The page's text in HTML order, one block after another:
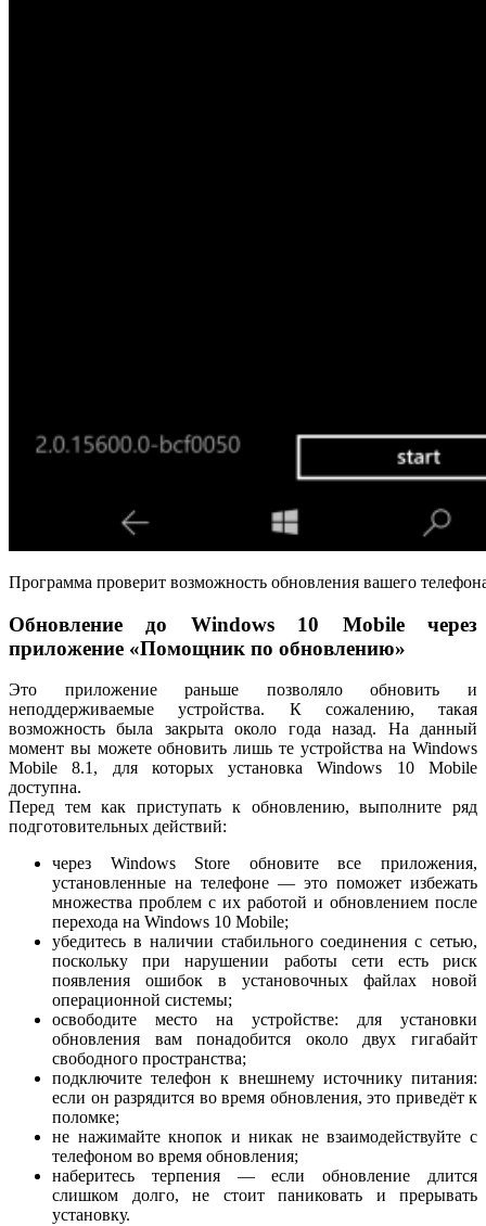
Программа проверит возможность обновления вашего
Обновление до Windows 10 Mobile через
приложение «Помощник по обновлению»
Это приложение раньше позволяло обновить и
неподдерживаемые устройства. К сожалению, такая
возможность была закрыта около года назад. На данный
момент вы можете обновить лишь те устройства на Windows
Mobile 8.1, для которых установка Windows 10 Mobile
доступна.
Перед тем как приступать к обновлению, выполните ряд
подготовительных действий:
через Windows Store обновите все приложения,
установленные на телефоне — это поможет избежать
множества проблем с их работой и обновлением после
перехода на Windows 10 Mobile;
убедитесь в наличии стабильного соединения с сетью,
поскольку при нарушении работы сети есть риск
появления ошибок в установочных файлах новой
операционной системы;
освободите место на устройстве: для установки
обновления вам понадобится около двух гигабайт
свободного пространства;
подключите телефон к внешнему источнику питания:
если он разрядится во время обновления, это приведёт к
поломке;
не нажимайте кнопок и никак не взаимодействуйте с
телефоном во время обновления;
наберитесь терпения — если обновление длится
слишком долго, не стоит паниковать и прерывать
установку.